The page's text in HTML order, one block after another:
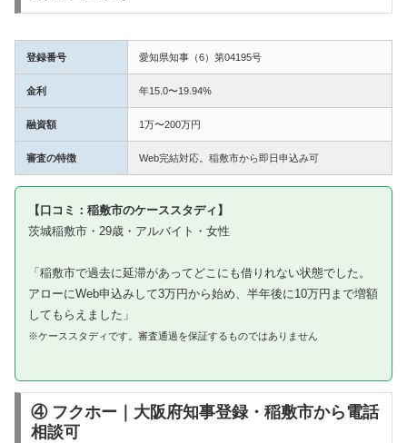
登録番号 愛知県知事（6）第04195号
金利 年15.0〜19.94%
融資額 1万〜200万円
審査の特徴 Web完結対応。稲敷市から即日申込み可
【口コミ：稲敷市のケーススタディ】
茨城稲敷市・29歳・アルバイト・女性
「稲敷市で過去に延滞があってどこにも借りれない状態でした。
アローにWeb申込みして3万円から始め、半年後に10万円まで増額
してもらえました」
※ケーススタディです。審査通過を保証するものではありません
④ フクホー｜大阪府知事登録・稲敷市から電話
相談可